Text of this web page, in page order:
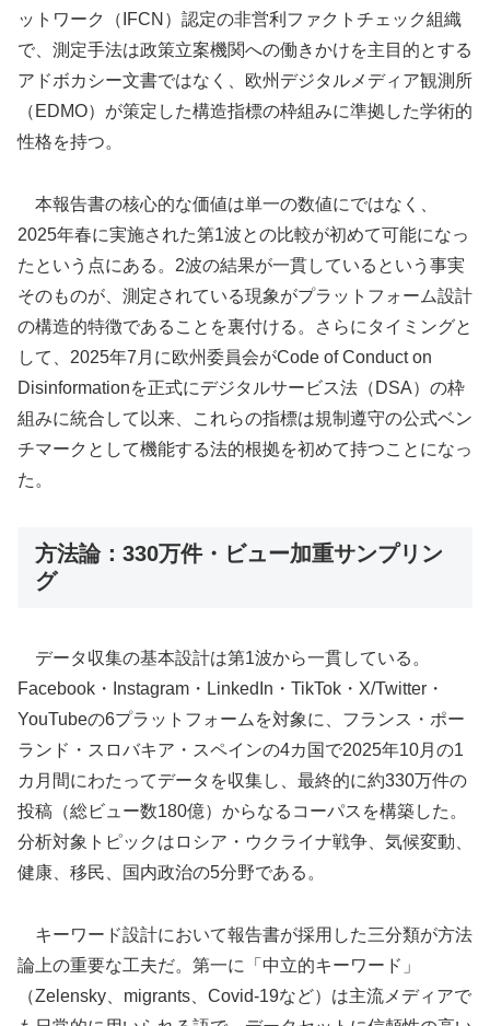
ットワーク（IFCN）認定の非営利ファクトチェック組織
で、測定手法は政策立案機関への働きかけを主目的とする
アドボカシー文書ではなく、欧州デジタルメディア観測所
（EDMO）が策定した構造指標の枠組みに準拠した学術的
性格を持つ。
本報告書の核心的な価値は単一の数値にではなく、
2025年春に実施された第1波との比較が初めて可能になっ
たという点にある。2波の結果が一貫しているという事実
そのものが、測定されている現象がプラットフォーム設計
の構造的特徴であることを裏付ける。さらにタイミングと
して、2025年7月に欧州委員会がCode of Conduct on
Disinformationを正式にデジタルサービス法（DSA）の枠
組みに統合して以来、これらの指標は規制遵守の公式ベン
チマークとして機能する法的根拠を初めて持つことになっ
た。
方法論：330万件・ビュー加重サンプリン
グ
データ収集の基本設計は第1波から一貫している。
Facebook・Instagram・LinkedIn・TikTok・X/Twitter・
YouTubeの6プラットフォームを対象に、フランス・ポー
ランド・スロバキア・スペインの4カ国で2025年10月の1
カ月間にわたってデータを収集し、最終的に約330万件の
投稿（総ビュー数180億）からなるコーパスを構築した。
分析対象トピックはロシア・ウクライナ戦争、気候変動、
健康、移民、国内政治の5分野である。
キーワード設計において報告書が採用した三分類が方法
論上の重要な工夫だ。第一に「中立的キーワード」
（Zelensky、migrants、Covid-19など）は主流メディアで